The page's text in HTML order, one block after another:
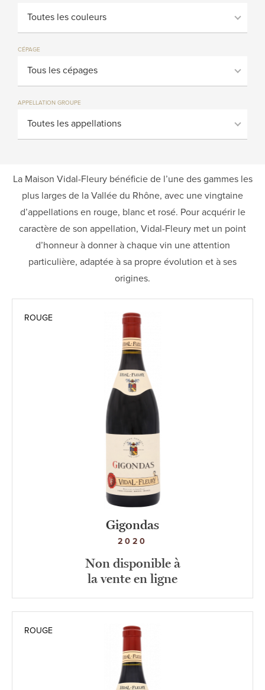
Toutes les couleurs
CÉPAGE
Tous les cépages
APPELLATION GROUPE
Toutes les appellations
La Maison Vidal-Fleury bénéficie de l’une des gammes les
plus larges de la Vallée du Rhône, avec une vingtaine
d’appellations en rouge, blanc et rosé. Pour acquérir le
caractère de son appellation, Vidal-Fleury met un point
d’honneur à donner à chaque vin une attention
particulière, adaptée à sa propre évolution et à ses
origines.
ROUGE
Gigondas
2020
Non disponible à
la vente en ligne
ROUGE